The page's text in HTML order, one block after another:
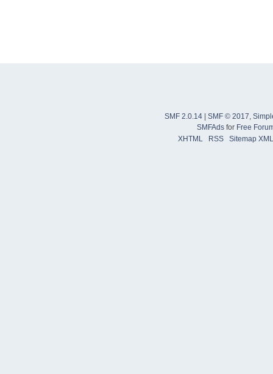
SMF 2.0.14 SMF © 2017
SMFAdsfor Free
XHTML
RSS Sitemap XML